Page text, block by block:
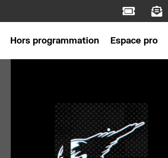
Hors programmation Espace pro